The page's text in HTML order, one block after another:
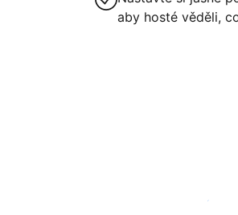
aby hosté věděli,
Zaregistrovat